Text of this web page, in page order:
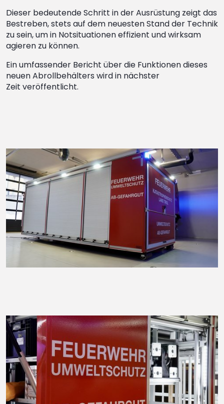
Dieser bedeutende Schritt in der Ausrüstung zeigt das
Bestreben, stets auf dem neuesten Stand der Technik
zu sein, um in Notsituationen effizient und wirksam
agieren zu können.
Ein umfassender Bericht über die Funktionen dieses
neuen Abrollbehälters wird in nächster
Zeit veröffentlicht.